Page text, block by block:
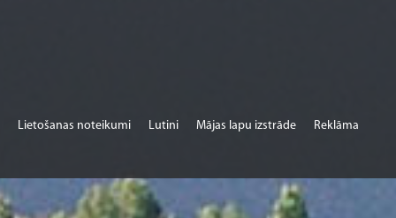
Lietošanas noteikumi Lutini Mājas lapu izstrāde Reklāma